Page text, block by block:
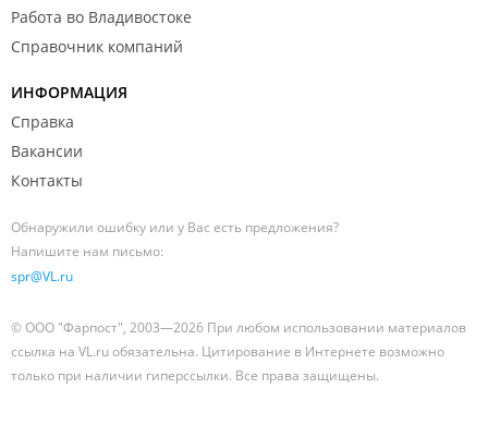
Работа во Владивостоке
Справочник компаний
ИНФОРМАЦИЯ
Справка
Вакансии
Контакты
Обнаружили ошибку или у Вас есть предложения?
Напишите нам письмо:
spr@VL.ru
© ООО "Фарпост", 2003—2026 При любом использовании материалов
ссылка на VL.ru обязательна. Цитирование в Интернете возможно
только при наличии гиперссылки. Все права защищены.